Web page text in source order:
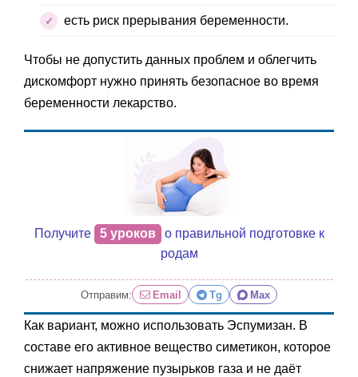
есть риск прерывания беременности.
Чтобы не допустить данных проблем и облегчить
дискомфорт нужно принять безопасное во время
беременности лекарство.
Получите 5 уроков
о правильной подготовке к
родам
Отправим: Email Tg Max
Как вариант, можно использовать Эспумизан. В
составе его активное вещество симетикон, которое
снижает напряжение пузырьков газа и не даёт